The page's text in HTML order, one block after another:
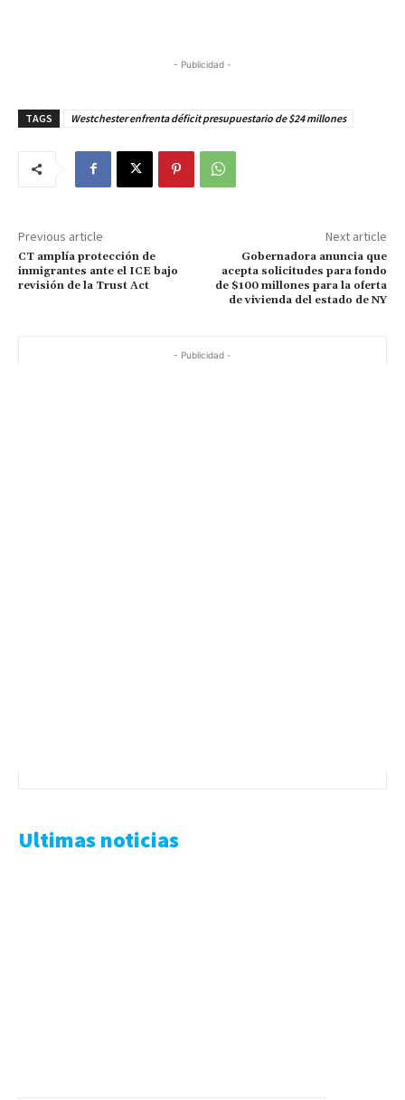
- Publicidad -
TAGS Westchester enfrenta déficit presupuestario de $24 millones
Previous article
CT amplía protección de
inmigrantes ante el ICE bajo
revisión de la Trust Act
Next article
Gobernadora anuncia que
acepta solicitudes para fondo
de $100 millones para la oferta
de vivienda del estado de NY
- Publicidad -
Ultimas noticias